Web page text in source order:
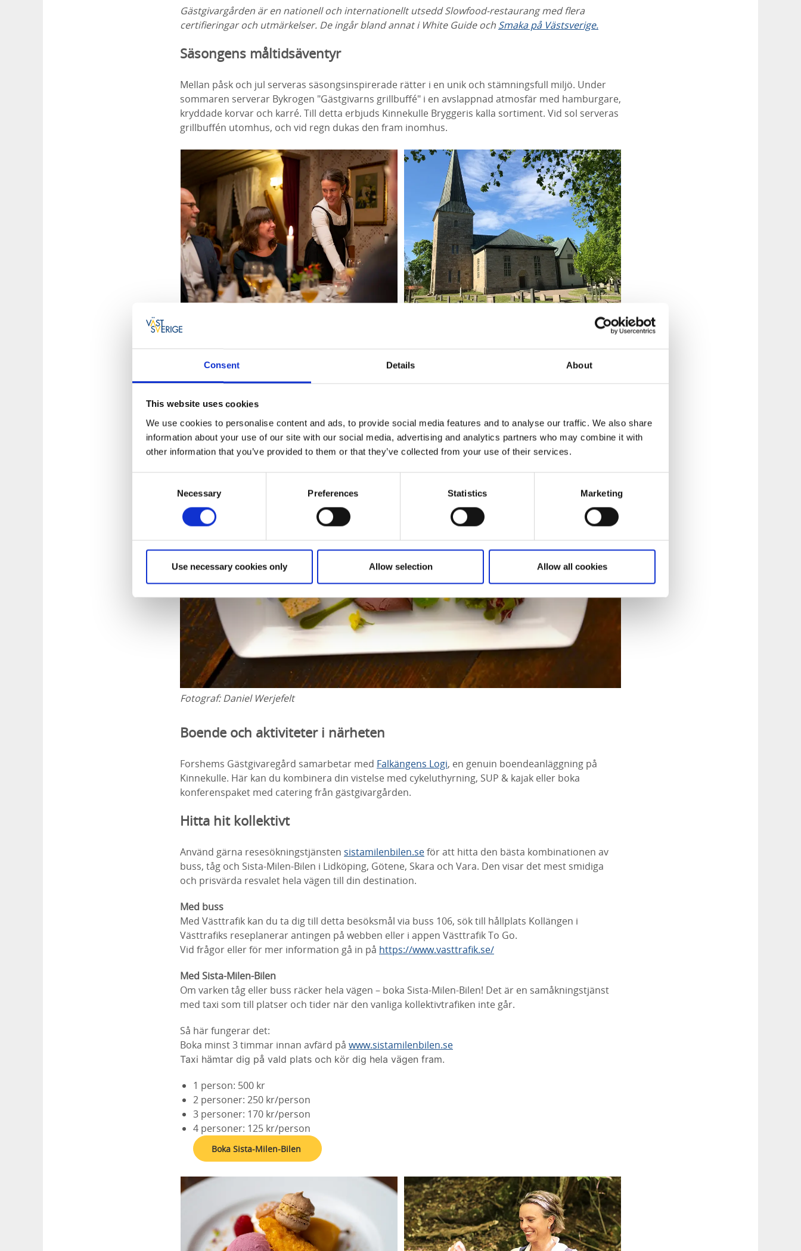
Consent Details About
This website uses cookies
We use cookies to personalise content and ads, to provide social media features and to analyse our traffic. We also share
information about your use of our site with our social media, advertising and analytics partners who may combine it with
other information that you’ve provided to them or that they’ve collected from your use of their services.
Necessary Preferences Statistics Marketing
Use necessary cookies only Allow selection Allow all cookies
Gästgivargården är en nationell och internationellt utsedd Slowfood-restaurang med flera
certifieringar och utmärkelser. De ingår bland annat i White Guide och Smaka på Västsverige.
Säsongens måltidsäventyr
Mellan påsk och jul serveras säsongsinspirerade rätter i en unik och stämningsfull miljö. Under
sommaren serverar Bykrogen "Gästgivarns grillbuffé" i en avslappnad atmosfär med hamburgare,
kryddade korvar och karré. Till detta erbjuds Kinnekulle Bryggeris kalla sortiment. Vid sol serveras
grillbuffén utomhus, och vid regn dukas den fram inomhus.
Vårens ramslökstid och smakrika höstsäsong erbjuder en slowfood-upplevelse med en exklusiv
hämtas lokalt och recepten är traditionella. För dig som vill ha ett enklare alternativ finns även
catering, avhämtning och lunchjulbord. Se hemsidan för öppettider och mer information.
Fotograf:Daniel Werjefelt
Boende och aktiviteter i närheten
Forshems Gästgivaregård samarbetar med Falkängens Logi, en genuin boendeanläggning på
Kinnekulle. Här kan du kombinera din vistelse med cykeluthyrning, SUP & kajak eller boka
konferenspaket med catering från gästgivargården.
Hitta hit kollektivt
Använd gärna resesökningstjänsten sistamilenbilen.seför att hitta den bästa kombinationen av
buss, tåg och Sista-Milen-Bilen i Lidköping, Götene, Skara och Vara. Den visar det mest smidiga
och prisvärda resvalet hela vägen till din destination.
Med buss
Med Västtrafik kan du ta dig till detta besöksmål via buss 106, sök till hållplats Kollängen i
Västtrafiks reseplanerar antingen på webben eller i appen Västtrafik To Go.
Vid frågor eller för mer information gå in på https://www.vasttrafik.se/
Med Sista-Milen-Bilen
Om varken tåg eller buss räcker hela vägen – boka Sista-Milen-Bilen! Det är en samåkningstjänst
med taxi som till platser och tider när den vanliga kollektivtrafiken inte går.
Så här fungerar det:
Boka minst 3 timmar innan avfärd på www.sistamilenbilen.se
Taxi hämtar dig på vald plats och kör dig hela vägen fram.
1 person: 500 kr
2 personer: 250 kr/person
3 personer: 170 kr/person
4 personer: 125 kr/person
Boka Sista-Milen-Bilen